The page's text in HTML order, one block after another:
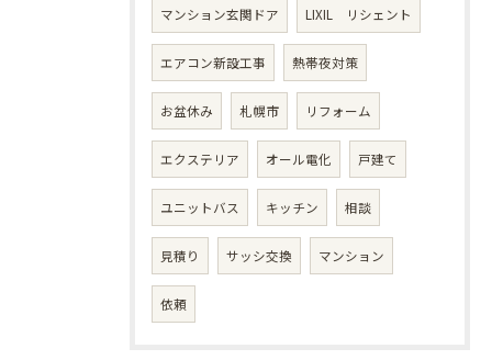
マンション玄関ドア LIXIL リシェント
エアコン新設工事 熱帯夜対策
お盆休み 札幌市 リフォーム
エクステリア オール電化 戸建て
ユニットバス キッチン 相談
見積り サッシ交換 マンション
依頼